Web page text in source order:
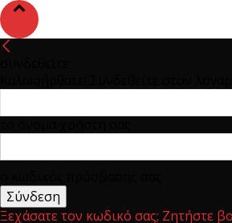
Ξεχάσατε τον κωδικό σας; Ζητήστε